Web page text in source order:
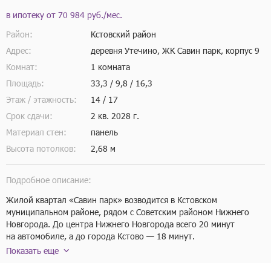
в ипотеку от 70 984 руб./мес.
Район:
Кстовский район
Адрес:
деревня Утечино, ЖК Савин парк, корпус 9
Комнат:
1 комната
Площадь:
33,3 / 9,8 / 16,3
Этаж / этажность:
14 / 17
Срок сдачи:
2 кв. 2028 г.
Материал стен:
панель
Высота потолков:
2,68 м
Подробное описание:
Жилой квартал «Савин парк» возводится в Кстовском
муниципальном районе, рядом с Советским районом Нижнего
Новгорода. До центра Нижнего Новгорода всего 20 минут
на автомобиле, а до города Кстово — 18 минут.
В этом проекте есть всё для комфортной жизни. Кроме жилых
Показать еще